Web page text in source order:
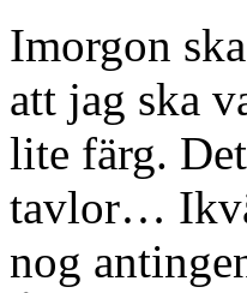
Imorgon
att jag ska
lite färg.
tavlor…
nog